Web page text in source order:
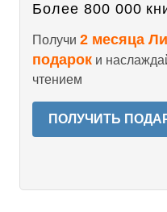
Более 800 000
Получи 2 месяца
подарок и
чтением
ПОЛУЧИТЬ